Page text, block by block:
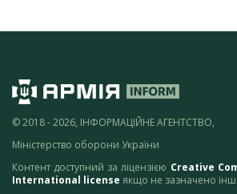
© 2018 - 2026, ІНФОРМАЦІЙНЕ АГЕНТСТВО,
Міністерство оборони України
Контент доступний за ліцензією Creative
International license якщо не зазначено